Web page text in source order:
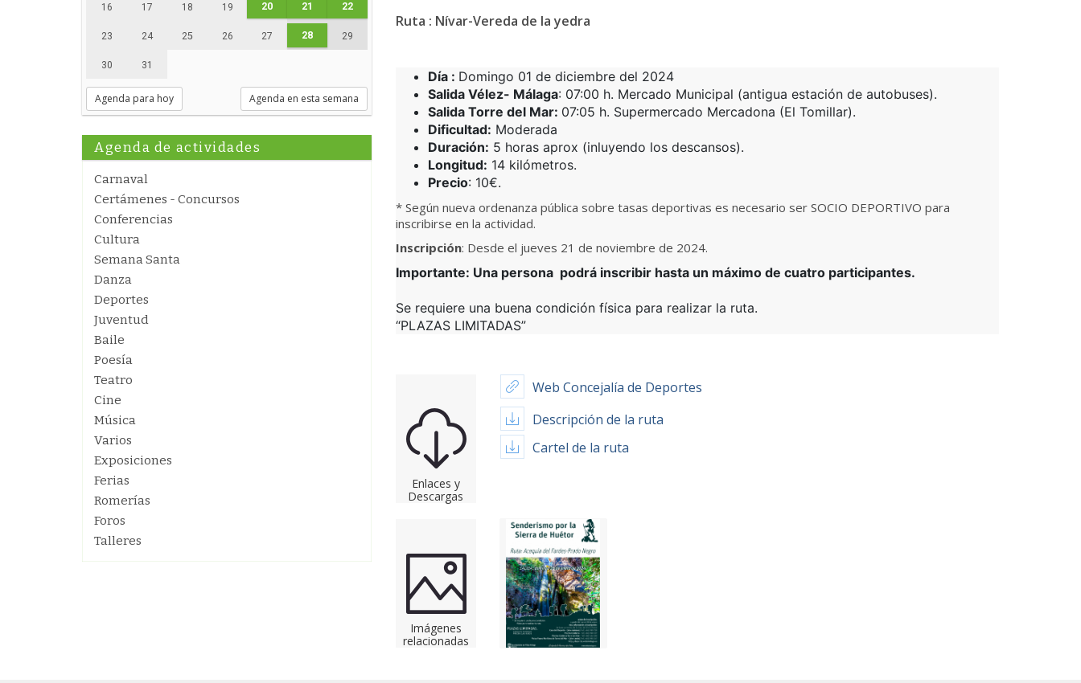
16 17 18 19 20 21 22
23 24 25 26 27 28 29
30 31
Agenda para hoy Agenda en esta semana
Agenda de actividades
Carnaval
Certámenes - Concursos
Conferencias
Cultura
Semana Santa
Danza
Deportes
Juventud
Baile
Poesía
Teatro
Cine
Música
Varios
Exposiciones
Ferias
Romerías
Foros
Talleres
Ruta : Nívar-Vereda de la yedra
Día : Domingo 01 de diciembre del 2024
Salida Vélez- Málaga: 07:00 h. Mercado Municipal (antigua estación de autobuses).
Salida Torre del Mar: 07:05 h. Supermercado Mercadona (El Tomillar).
Dificultad: Moderada
Duración: 5 horas aprox (inluyendo los descansos).
Longitud: 14 kilómetros.
Precio: 10€.
* Según nueva ordenanza pública sobre tasas deportivas es necesario ser SOCIO DEPORTIVO para
inscribirse en la actividad.
Inscripción: Desde el jueves 21 de noviembre de 2024.
Importante: Una persona podrá inscribir hasta un máximo de cuatro participantes.
Se requiere una buena condición física para realizar la ruta.
“PLAZAS LIMITADAS”
Enlaces y
Descargas
Web Concejalía de Deportes
Descripción de la ruta
Cartel de la ruta
Imágenes
relacionadas